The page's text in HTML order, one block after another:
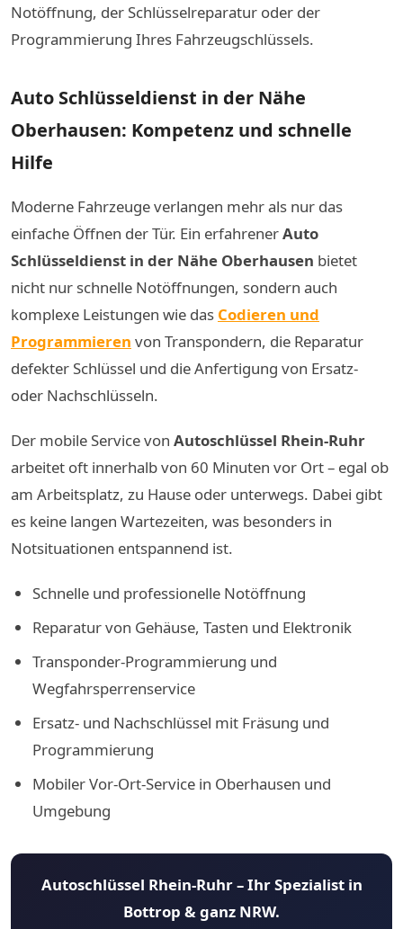
Notöffnung, der Schlüsselreparatur oder der
Programmierung Ihres Fahrzeugschlüssels.
Auto Schlüsseldienst in der Nähe
Oberhausen: Kompetenz und schnelle
Hilfe
Moderne Fahrzeuge verlangen mehr als nur das
einfache Öffnen der Tür. Ein erfahrenerAuto
Schlüsseldienst in der Nähe Oberhausen bietet
nicht nur schnelle Notöffnungen, sondern auch
komplexe Leistungen wie das Codieren und
Programmieren von Transpondern, die Reparatur
defekter Schlüssel und die Anfertigung von Ersatz-
oder Nachschlüsseln.
Der mobile Service von Autoschlüssel Rhein-Ruhr
arbeitet oft innerhalb von 60 Minuten vor Ort – egal ob
am Arbeitsplatz, zu Hause oder unterwegs. Dabei gibt
es keine langen Wartezeiten, was besonders in
Notsituationen entspannend ist.
Schnelle und professionelle Notöffnung
Reparatur von Gehäuse, Tasten und Elektronik
Transponder-Programmierung und
Wegfahrsperrenservice
Ersatz- und Nachschlüssel mit Fräsung und
Programmierung
Mobiler Vor-Ort-Service in Oberhausen und
Umgebung
Autoschlüssel Rhein-Ruhr – Ihr Spezialist in
Bottrop & ganz NRW.